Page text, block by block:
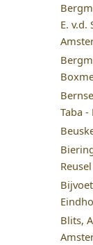
E.
Taba
Reusel
Blits,